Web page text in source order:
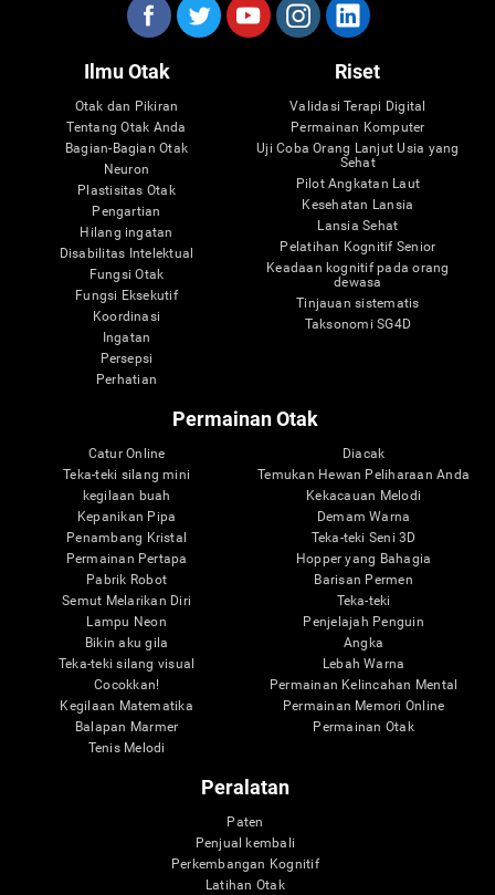
Ilmu Otak
Otak dan Pikiran
Tentang Otak Anda
Bagian-Bagian Otak
Neuron
Plastisitas Otak
Pengartian
Hilang ingatan
Disabilitas Intelektual
Fungsi Otak
Fungsi Eksekutif
Koordinasi
Ingatan
Persepsi
Perhatian
Riset
Validasi Terapi Digital
Permainan Komputer
Uji Coba Orang Lanjut Usia yang
Sehat
Pilot Angkatan Laut
Kesehatan Lansia
Lansia Sehat
Pelatihan Kognitif Senior
Keadaan kognitif pada orang
dewasa
Tinjauan sistematis
Taksonomi SG4D
Permainan Otak
Catur Online
Teka-teki silang mini
kegilaan buah
Kepanikan Pipa
Penambang Kristal
Permainan Pertapa
Pabrik Robot
Semut Melarikan Diri
Lampu Neon
Bikin aku gila
Teka-teki silang visual
Cocokkan!
Kegilaan Matematika
Balapan Marmer
Tenis Melodi
Diacak
Temukan Hewan Peliharaan Anda
Kekacauan Melodi
Demam Warna
Teka-teki Seni 3D
Hopper yang Bahagia
Barisan Permen
Teka-teki
Penjelajah Penguin
Angka
Lebah Warna
Permainan Kelincahan Mental
Permainan Memori Online
Permainan Otak
Peralatan
Paten
Penjual kembali
Perkembangan Kognitif
Latihan Otak